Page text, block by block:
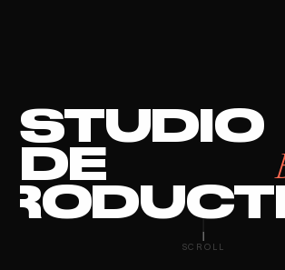
STUDIO
DE
SCROLL